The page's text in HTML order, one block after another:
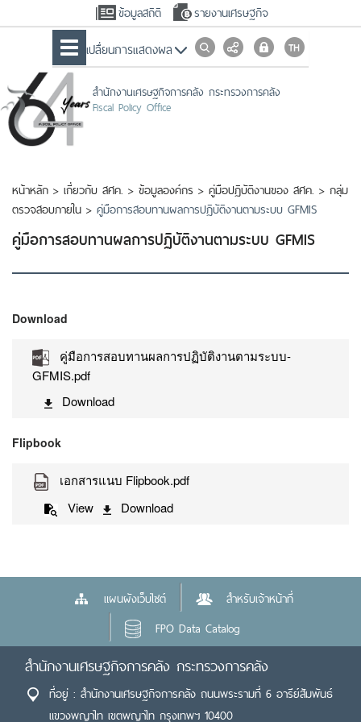
ข้อมูลสถิติ รายงานเศรษฐกิจ
เปลื่ยนการแสดงผล
สำนักงานเศรษฐกิจการคลัง กระทรวงการคลัง
Fiscal Policy Office
หน้าหลัก > เกี่ยวกับ สศค. > ข้อมูลองค์กร > คู่มือปฏิบัติงานของ สศค. > กลุ่ม
ตรวจสอบภายใน > คู่มือการสอบทานผลการปฏิบัติงานตามระบบ GFMIS
คู่มือการสอบทานผลการปฏิบัติงานตามระบบ GFMIS
Download
คู่มือการสอบทานผลการปฏิบัติงานตามระบบ-
GFMIS.pdf
Download
Flipbook
เอกสารแนบ Flipbook.pdf
View
Download
แผนผังเว็บไซต์
สำหรับเจ้าหน้าที่
FPO Data Catalog
สำนักงานเศรษฐกิจการคลัง กระทรวงการคลัง
ที่อยู่ : สำนักงานเศรษฐกิจการคลัง ถนนพระรามที่ 6 อารีย์สัมพันธ์
แขวงพญาไท เขตพญาไท กรุงเทพฯ 10400